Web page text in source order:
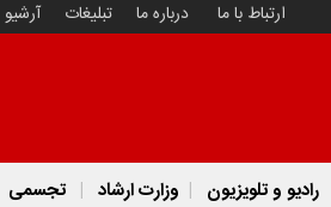
ارتباط با ما درباره ما تبلیغات آرشیو
رادیو و تلویزیون وزارت ارشاد تجسمی